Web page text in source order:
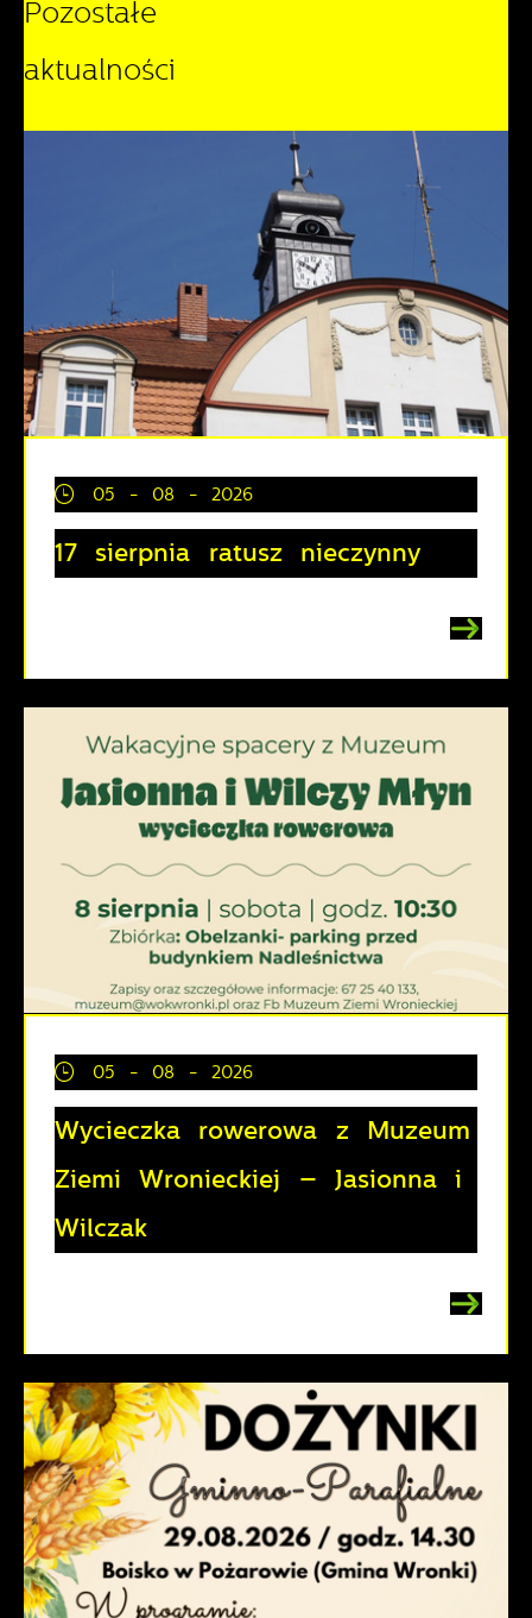
Pozostałe
aktualności
05 - 08 - 2026
17 sierpnia ratusz nieczynny
05 - 08 - 2026
Wycieczka rowerowa z Muzeum
Ziemi Wronieckiej – Jasionna i
Wilczak